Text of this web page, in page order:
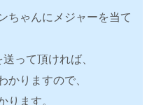
ちゃんにメジャーを当て
って頂ければ、
かりますので、
ります。